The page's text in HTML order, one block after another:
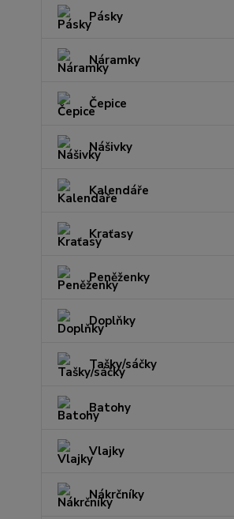
Pásky
Náramky
Čepice
Nášivky
Kalendáře
Kraťasy
Peněženky
Doplňky
Tašky/sáčky
Batohy
Vlajky
Nákrčníky